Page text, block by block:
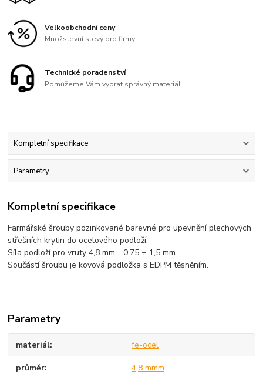
Velkoobchodní ceny
Množstevní slevy pro firmy.
Technické poradenství
Pomůžeme Vám vybrat správný materiál.
Kompletní specifikace
Parametry
Kompletní specifikace
Farmářské šrouby pozinkované barevné pro upevnění plechových
střešních krytin do ocelového podloží.
Síla podloží pro vruty 4,8 mm - 0,75 ÷ 1,5 mm
Součástí šroubu je kovová podložka s EDPM těsněním.
Parametry
materiál fe-ocel
průměr 4,8 mmm